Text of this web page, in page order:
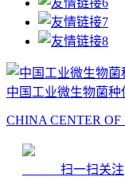
中国工业微生物菌
CHINA CENTER
扫一扫关注